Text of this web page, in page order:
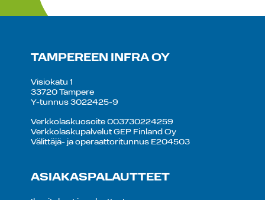
TAMPEREEN INFRA OY
Visiokatu 1
33720 Tampere
Y-tunnus 3022425-9
Verkkolaskuosoite 003730224259
Verkkolaskupalvelut GEP Finland Oy
Välittäjä- ja operaattoritunnus E204503
ASIAKASPALAUTTEET